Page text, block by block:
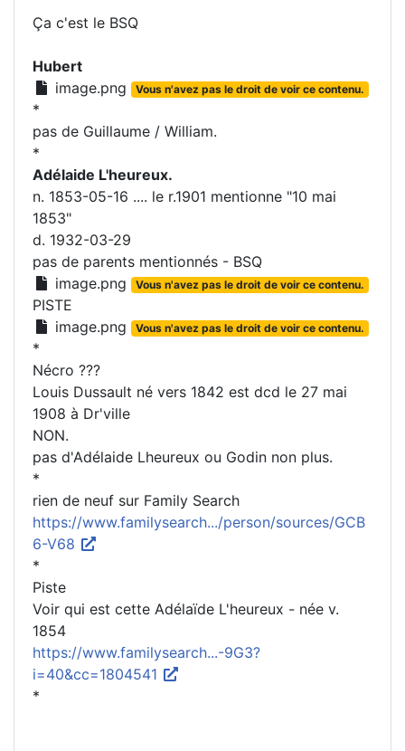
Ça c'est le BSQ
Hubert
image.png
Vous n'avez pas le droit de voir ce contenu.
*
pas de Guillaume / William.
*
Adélaide L'heureux.
n. 1853-05-16 .... le r.1901 mentionne "10 mai
1853"
d. 1932-03-29
pas de parents mentionnés - BSQ
image.png
Vous n'avez pas le droit de voir ce contenu.
PISTE
image.png
Vous n'avez pas le droit de voir ce contenu.
*
Nécro ???
Louis Dussault né vers 1842 est dcd le 27 mai
1908 à Dr'ville
NON.
pas d'Adélaide Lheureux ou Godin non plus.
*
rien de neuf sur Family Search
https://www.familysearch.../person/sources/GCB
6-V68
*
Piste
Voir qui est cette Adélaïde L'heureux - née v.
1854
https://www.familysearch...-9G3?
i=40&cc=1804541
*